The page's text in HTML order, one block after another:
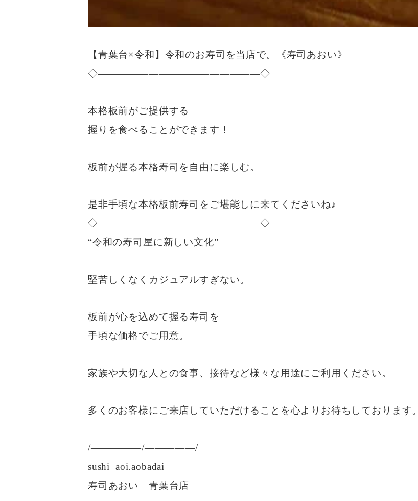
【青葉台×令和】令和のお寿司を当店で。《寿司あおい》
◇————————————————◇
本格板前がご提供する
握りを食べることができます！
板前が握る本格寿司を自由に楽しむ。
是非手頃な本格板前寿司をご堪能しに来てくださいね♪
◇————————————————◇
“令和の寿司屋に新しい文化”
堅苦しくなくカジュアルすぎない。
板前が心を込めて握る寿司を
手頃な価格でご用意。
家族や大切な人との食事、接待など様々な用途にご利用ください。
多くのお客様にご来店していただけることを心よりお待ちしております。
/—————/—————/
sushi_aoi.aobadai
寿司あおい 青葉台店